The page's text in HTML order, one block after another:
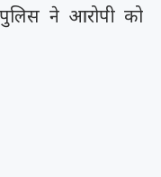
ने आरोपी को